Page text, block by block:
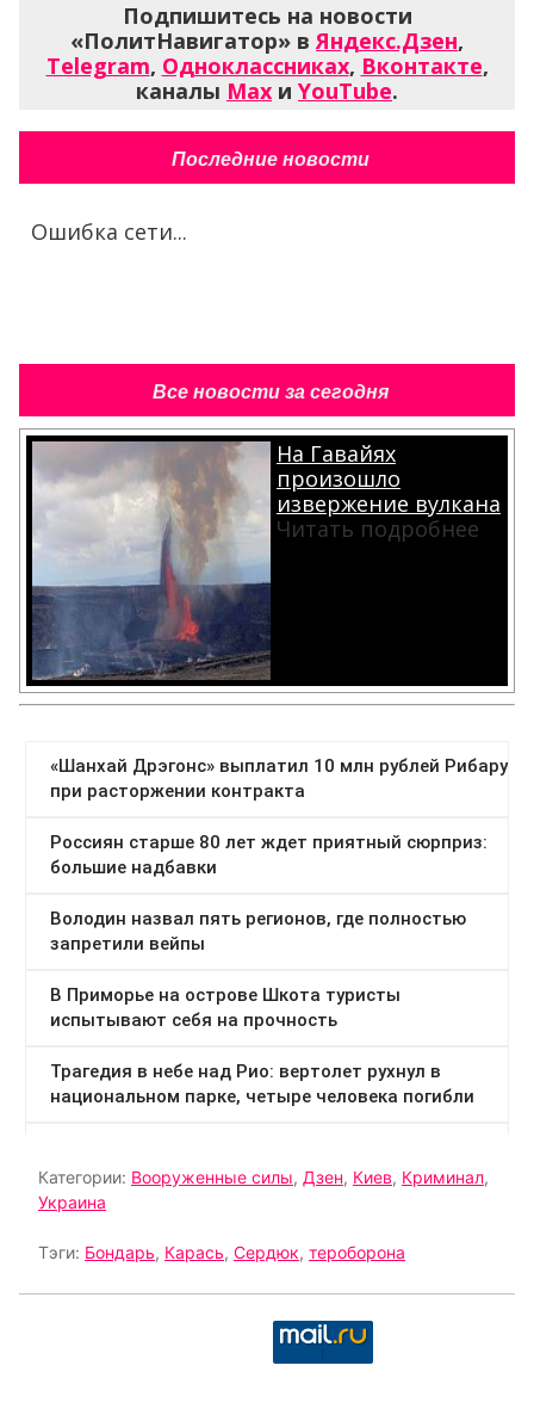
Подпишитесь на новости
«ПолитНавигатор» вЯндекс.Дзен,
Telegram, Одноклассниках, Вконтакте,
каналы Max и YouTube.
Последние новости
Ошибка сети...
Все новости за сегодня
На Гавайях
произошло
извержение вулкана
Читать подробнее
Категории: Вооруженные силы, Дзен, Киев, Криминал,
Украина
Тэги: Бондарь, Карась, Сердюк, тероборона